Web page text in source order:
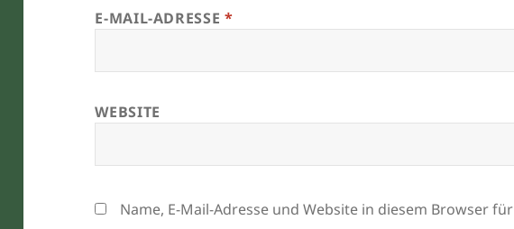
E-MAIL-ADRESSE *
WEBSITE
Name, E-Mail-Adresse und Website in diesem Browser